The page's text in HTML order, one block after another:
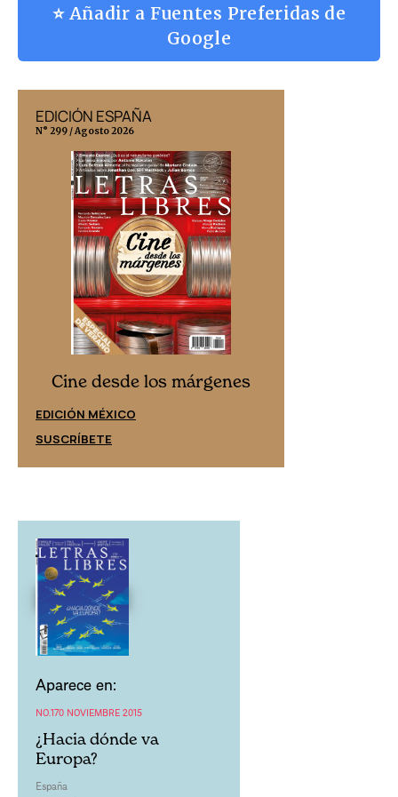
⭐ Añadir a Fuentes Preferidas de
Google
EDICIÓN ESPAÑA
N° 299 / Agosto 2026
Cine desde los márgenes
EDICIÓN MÉXICO
SUSCRÍBETE
Aparece en:
NO.170 NOVIEMBRE 2015
¿Hacia dónde va
Europa?
España